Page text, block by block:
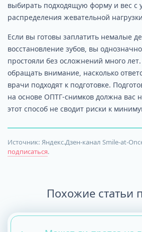
выбирать подходящую форму и вес с
распределения жевательной
Если вы готовы заплатить немалые
восстановление зубов, вы
простояли без осложнений много
обращать внимание, насколько
врачи подходят к подготовке.
на основе ОПТГ-снимков должна вас
этот способ не сводит риски к
Источник: Яндекс.Дзен-канал Smile-at-
подписаться.
Похожие статьи